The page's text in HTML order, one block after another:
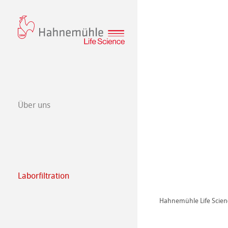
Über uns
Laborfiltration
Hahnemühle Life